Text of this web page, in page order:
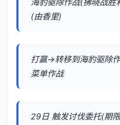
海豹驱除作战(拂晓战
(由香里)
打赢→转移到海豹驱除
菜单作战
29日 触发讨伐委托(期